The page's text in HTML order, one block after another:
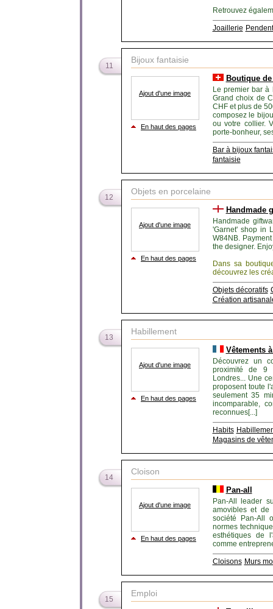
Retrouvez
Joaillerie
11
Bijoux fantaisie
Ajout d'une image
En haut des pages
Boutique
Le premier bar à
Grand choix de
CHF et plus de
composez le
ou votre collier.
porte-bonheur,
Bar à bijoux
fantaisie
12
Objets en porcelaine
Ajout d'une image
En haut des pages
Handmade
Handmade
'Garnet' shop in
W84NB.
the designer.
Dans sa
découvrez les
Objets décoratifs
Création
13
Habillement
Ajout d'une image
En haut des pages
Vêtements
Découvrez un
proximité de 9
Londres... Une
proposent toute
seulement 35
incomparable,
reconnues[...]
Habits
Magasins de
14
Cloison
Ajout d'une image
En haut des pages
Pan-all
Pan-All leader
amovibles et de
société Pan-All
normes
esthétiques de
comme
Cloisons Murs
15
Emploi